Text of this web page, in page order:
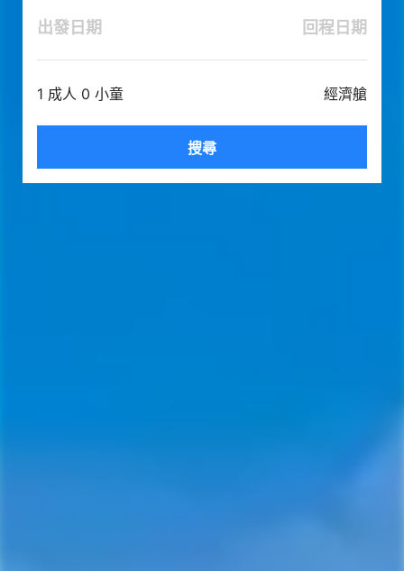
出發日期 回程日期
1 成人 0 小童 經濟艙
搜尋